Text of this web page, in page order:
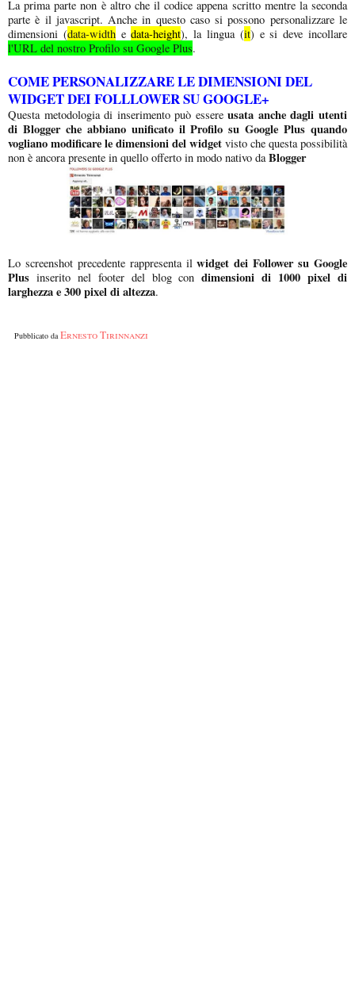
La prima parte non è altro che il codice appena scritto mentre la seconda
parte è il javascript. Anche in questo caso si possono personalizzare le
dimensioni (data-widthedata-height), la lingua (it) e si deve incollare
l'URL del nostro Profilo su Google Plus.
COME PERSONALIZZARE LE DIMENSIONI DEL
WIDGET DEI FOLLLOWER SU GOOGLE+
Questa metodologia di inserimento può essereusata anche dagli utenti
di Blogger che abbiano unificato il Profilo su Google Plus quando
vogliano modificare le dimensioni del widget visto che questa possibilità
non è ancora presente in quello offerto in modo nativo daBlogger
Lo screenshot precedente rappresenta ilwidget dei Follower su Google
Plus inserito nel footer del blog condimensioni di 1000 pixel di
larghezza e 300 pixel di altezza.
Pubblicato daErnesto Tirinnanzi